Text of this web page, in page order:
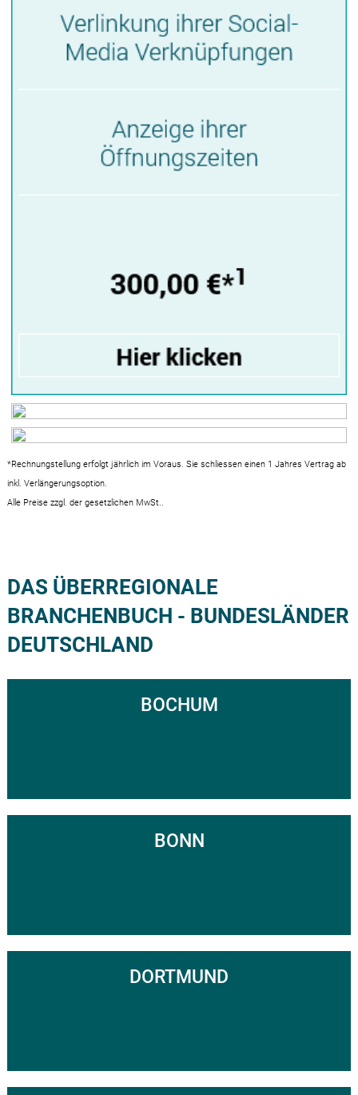
*Rechnungstellung erfolgt jährlich im Voraus. Sie schliessen einen 1 Jahres Vertrag ab
inkl. Verlängerungsoption.
DAS ÜBERREGIONALE
BRANCHENBUCH - BUNDESLÄNDER
DEUTSCHLAND
BOCHUM
BONN
DORTMUND